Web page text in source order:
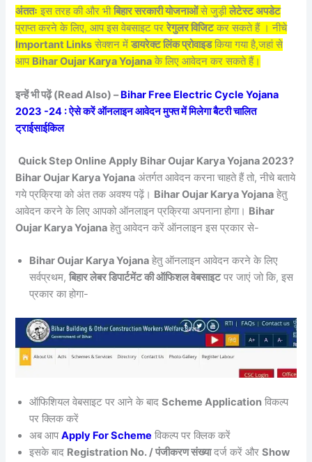
अंततः इस तरह की और भीबिहार सरकारी योजनाओंसे जुड़ीलेटेस्ट अपडेट
प्राप्त करने के लिए, आप इस वेबसाइट पररेगुलर विजिटकर सकते हैं । नीचे
Important Links सेक्शन मेंडायरेक्ट लिंक प्रोवाइडकिया गया है,जहां से
आप Bihar Oujar Karya Yojana के लिए आवेदन कर सकते हैं।
इन्हें भी पढ़ें (Read Also) –Bihar Free Electric Cycle Yojana
2023 -24 : ऐसे करें ऑनलाइन आवेदन मुफ्त में मिलेगा बैटरी चालित
ट्राईसाईकिल
Quick Step Online Apply Bihar Oujar Karya Yojana 2023?
Bihar Oujar Karya Yojana अंतर्गत आवेदन करना चाहते हैं तो, नीचे बताये
गये प्रक्रिया को अंत तक अवश्य पढ़ें। Bihar Oujar Karya Yojana हेतु
आवेदन करने के लिए आपको ऑनलाइन प्रक्रिया अपनाना होगा। Bihar
Oujar Karya Yojana हेतु आवेदन करें ऑनलाइन इस प्रकार से-
Bihar Oujar Karya Yojana हेतु ऑनलाइन आवेदन करने के लिए
सर्वप्रथम,बिहार लेबर डिपार्टमेंट की ऑफिशल वेबसाइटपर जाएं जो कि, इस
प्रकार का होगा-
ऑफिशियल वेबसाइट पर आने के बादScheme Application विकल्प
पर क्लिक करें
अब आपApply For Scheme विकल्प पर क्लिक करें
इसके बाद Registration No. / पंजीकरण संख्यादर्ज करें औरShow